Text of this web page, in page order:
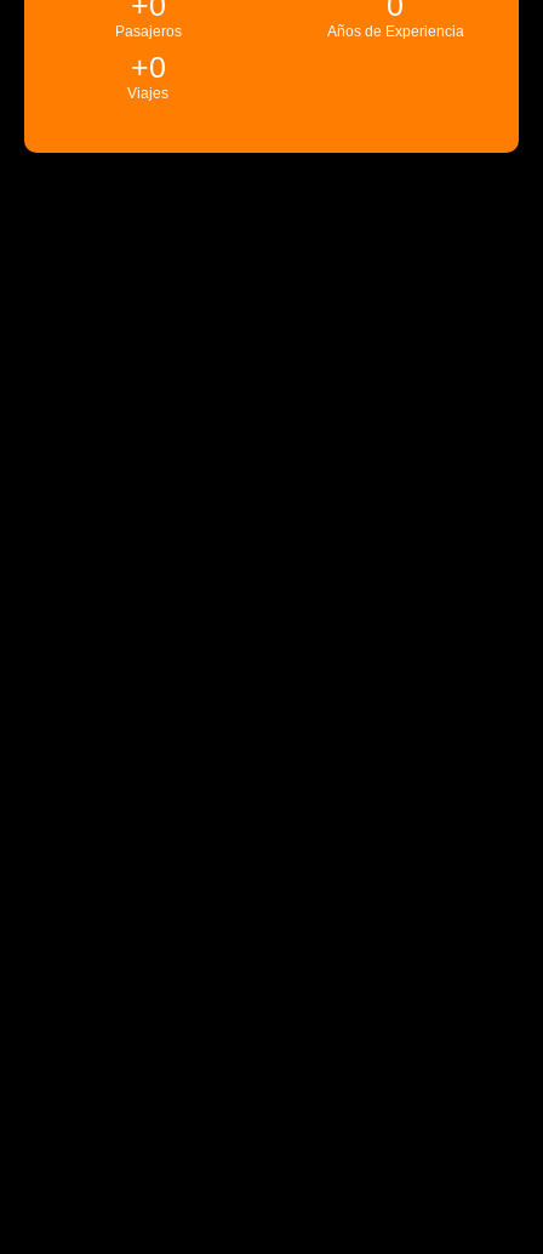
Pasajeros Años de Experiencia
Viajes
+0